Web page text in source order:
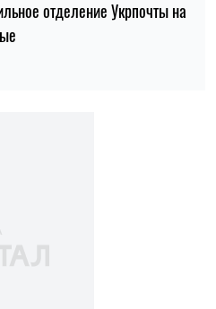
отделение Укрпочты на